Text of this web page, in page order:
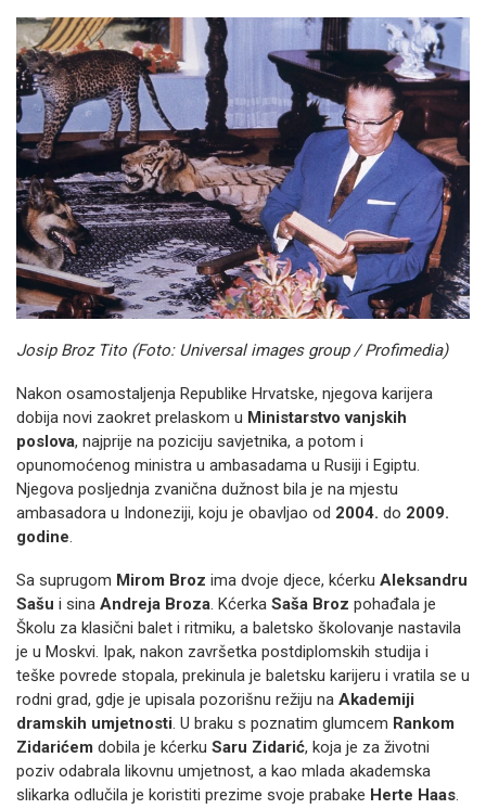
Josip Broz Tito (Foto: Universal images group / Profimedia)
Nakon osamostaljenja Republike Hrvatske, njegova karijera
dobija novi zaokret prelaskom u Ministarstvo vanjskih
poslova, najprije na poziciju savjetnika, a potom i
opunomoćenog ministra u ambasadama u Rusiji i Egiptu.
Njegova posljednja zvanična dužnost bila je na mjestu
ambasadora u Indoneziji, koju je obavljao od 2004. do 2009.
godine.
Sa suprugom Mirom Broz ima dvoje djece, kćerku Aleksandru
Sašu i sina Andreja Broza. Kćerka Saša Broz pohađala je
Školu za klasični balet i ritmiku, a baletsko školovanje nastavila
je u Moskvi. Ipak, nakon završetka postdiplomskih studija i
teške povrede stopala, prekinula je baletsku karijeru i vratila se u
rodni grad, gdje je upisala pozorišnu režiju na Akademiji
dramskih umjetnosti. U braku s poznatim glumcem Rankom
Zidarićem dobila je kćerku Saru Zidarić, koja je za životni
poziv odabrala likovnu umjetnost, a kao mlada akademska
slikarka odlučila je koristiti prezime svoje prabake Herte Haas.